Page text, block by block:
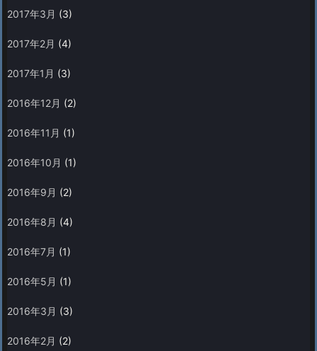
2017年3月 (3)
2017年2月 (4)
2017年1月 (3)
2016年12月 (2)
2016年11月 (1)
2016年10月 (1)
2016年9月 (2)
2016年8月 (4)
2016年7月 (1)
2016年5月 (1)
2016年3月 (3)
2016年2月 (2)